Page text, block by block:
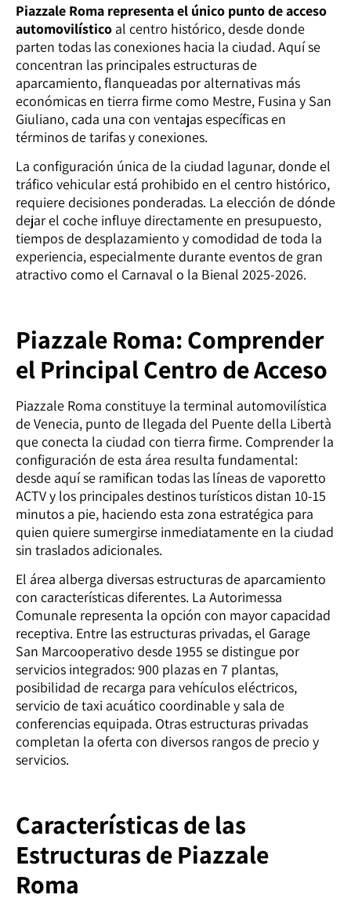
Piazzale Roma representa el único punto de acceso
automovilístico al centro histórico, desde donde
parten todas las conexiones hacia la ciudad. Aquí se
concentran las principales estructuras de
aparcamiento, flanqueadas por alternativas más
económicas en tierra firme como Mestre, Fusina y San
Giuliano, cada una con ventajas específicas en
términos de tarifas y conexiones.
La configuración única de la ciudad lagunar, donde el
tráfico vehicular está prohibido en el centro histórico,
requiere decisiones ponderadas. La elección de dónde
dejar el coche influye directamente en presupuesto,
tiempos de desplazamiento y comodidad de toda la
experiencia, especialmente durante eventos de gran
atractivo como el Carnaval o la Bienal 2025-2026.
Piazzale Roma: Comprender
el Principal Centro de Acceso
Piazzale Roma constituye la terminal automovilística
de Venecia, punto de llegada del Puente della Libertà
que conecta la ciudad con tierra firme. Comprender la
configuración de esta área resulta fundamental:
desde aquí se ramifican todas las líneas de vaporetto
ACTV y los principales destinos turísticos distan 10-15
minutos a pie, haciendo esta zona estratégica para
quien quiere sumergirse inmediatamente en la ciudad
sin traslados adicionales.
El área alberga diversas estructuras de aparcamiento
con características diferentes. La Autorimessa
Comunale representa la opción con mayor capacidad
receptiva. Entre las estructuras privadas, el Garage
San Marcooperativo desde 1955 se distingue por
servicios integrados: 900 plazas en 7 plantas,
posibilidad de recarga para vehículos eléctricos,
servicio de taxi acuático coordinable y sala de
conferencias equipada. Otras estructuras privadas
completan la oferta con diversos rangos de precio y
servicios.
Características de las
Estructuras de Piazzale
Roma